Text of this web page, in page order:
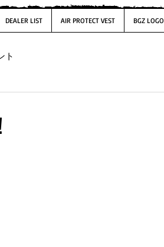
DEALER LIST AIR PROTECT VEST BGZ LOGO
ト